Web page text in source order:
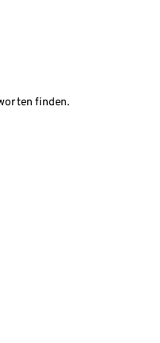
finden.